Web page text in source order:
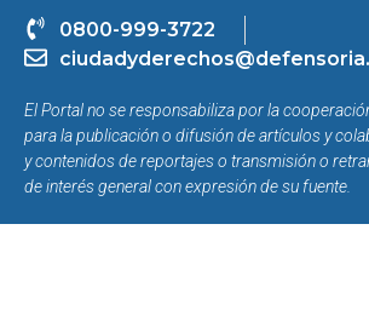
0800-999-3722
El Portal no se responsabiliza por la
para la publicación o difusión de artículos y
y contenidos de reportajes o transmisión o
de interés general con expresión de su fuente.